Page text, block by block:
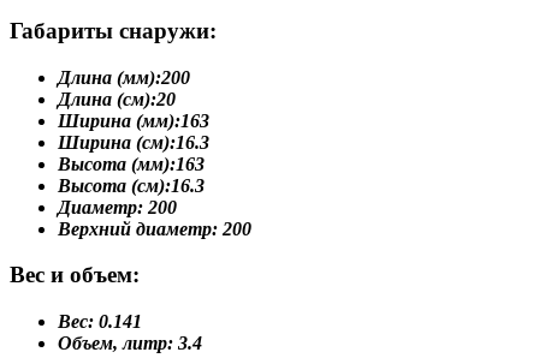
Габариты снаружи:
Длина (мм):200
Длина (см):20
Ширина (мм):163
Ширина (см):16.3
Высота (мм):163
Высота (см):16.3
Диаметр: 200
Верхний диаметр: 200
Вес и объем:
Вес: 0.141
Объем, литр: 3.4